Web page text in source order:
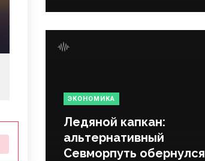
ЭКОНОМИКА
Ледяной капкан:
альтернативный
Севморпуть обернулся